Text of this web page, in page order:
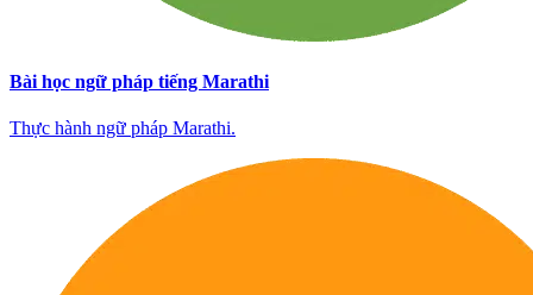
Bài học ngữ pháp tiếng Marathi
Thực hành ngữ pháp Marathi.